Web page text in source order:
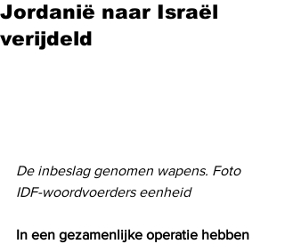
Jordanië naar Israël
verijdeld
De inbeslag genomen wapens. Foto
IDF-woordvoerders eenheid
In een gezamenlijke operatie hebben